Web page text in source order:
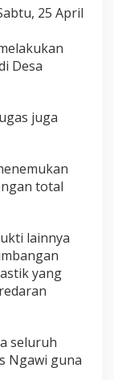
25 April
Desa
juga
total
lainnya
yang
seluruh
Ngawi guna